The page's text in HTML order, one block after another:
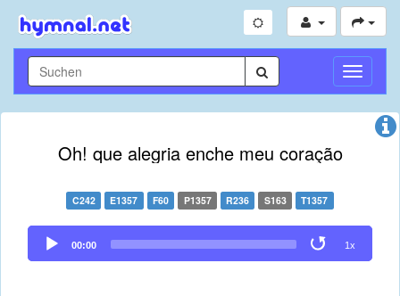
Oh! que alegria enche meu coração
C242 E1357 F60 P1357 R236 S163 T1357
Audio
Player
00:00 1x